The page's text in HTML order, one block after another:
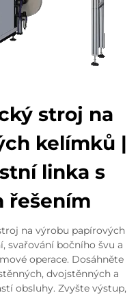
stroj na
kelímků |
linka s
řešením
na výrobu papírových
svařování bočního švu a
operace. Dosáhněte
dvojstěnných a
obsluhy. Zvyšte výstup,